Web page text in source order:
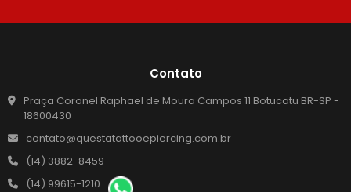
Contato
Praça Coronel Raphael de Moura Campos 11 Botucatu BR-SP -
18600430
contato@questatattooepiercing.com.br
(14) 3882-8459
(14) 99615-1210